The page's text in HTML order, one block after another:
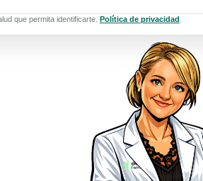
que permita identificarte. Política de privacidad